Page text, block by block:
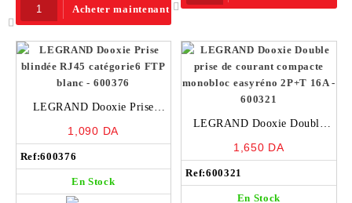
Acheter maintenant
LEGRAND Dooxie Prise
blanc – 600376
1,090 DA
Ref:600376
En Stock
LEGRAND Dooxie Double
monobloc easyréno 2P+T 16A
– 600321
1,650 DA
Ref:600321
En Stock